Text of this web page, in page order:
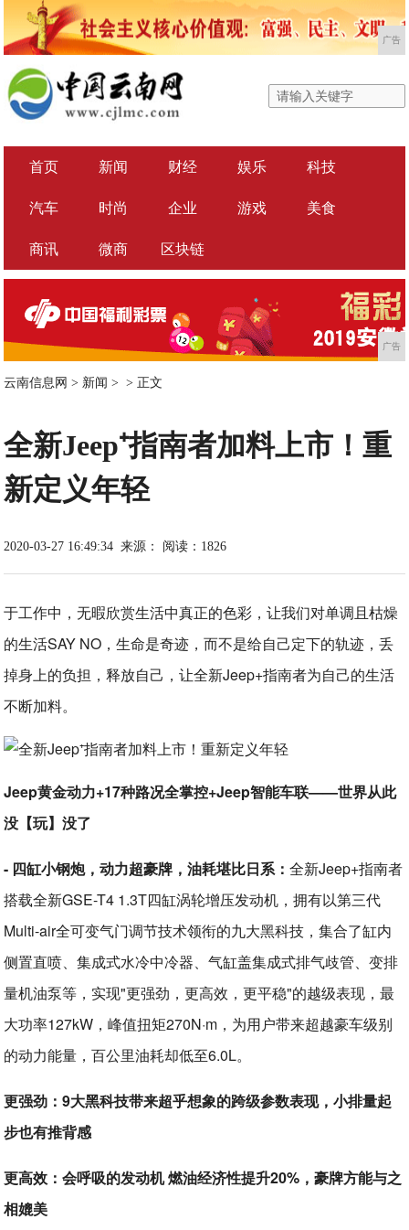
广告
首页 新闻 财经 娱乐 科技
汽车 时尚 企业 游戏 美食
商讯 微商 区块链
广告
云南信息网 > 新闻 > > 正文
全新Jeep⁺指南者加料上市！重
新定义年轻
2020-03-27 16:49:34 来源： 阅读：1826
于工作中，无暇欣赏生活中真正的色彩，让我们对单调且枯燥
的生活SAY NO，生命是奇迹，而不是给自己定下的轨迹，丢
掉身上的负担，释放自己，让全新Jeep+指南者为自己的生活
不断加料。
Jeep黄金动力+17种路况全掌控+Jeep智能车联——世界从此
没【玩】没了
- 四缸小钢炮，动力超豪牌，油耗堪比日系：全新Jeep+指南者
搭载全新GSE-T4 1.3T四缸涡轮增压发动机，拥有以第三代
Multi-air全可变气门调节技术领衔的九大黑科技，集合了缸内
侧置直喷、集成式水冷中冷器、气缸盖集成式排气歧管、变排
量机油泵等，实现"更强劲，更高效，更平稳"的越级表现，最
大功率127kW，峰值扭矩270N·m，为用户带来超越豪车级别
的动力能量，百公里油耗却低至6.0L。
更强劲：9大黑科技带来超乎想象的跨级参数表现，小排量起
步也有推背感
更高效：会呼吸的发动机 燃油经济性提升20%，豪牌方能与之
相媲美